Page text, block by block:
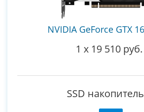
NVIDIA GeForce GTX
1 x 19 510 руб.
SSD накопитель